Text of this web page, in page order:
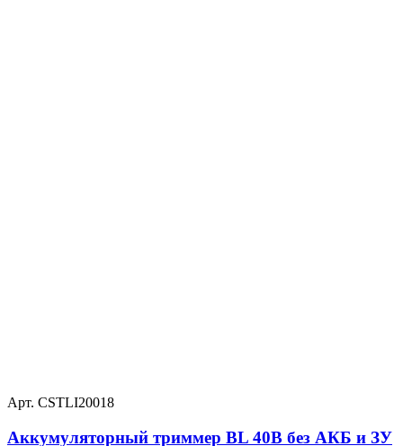
Арт. CSTLI20018
Аккумуляторный триммер BL 40В без АКБ и ЗУ